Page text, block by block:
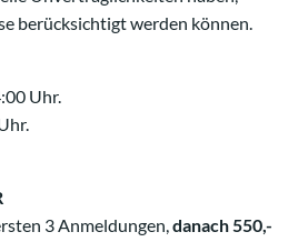
berücksichtigt werden können.
Uhr.
3 Anmeldungen,danach 550,-